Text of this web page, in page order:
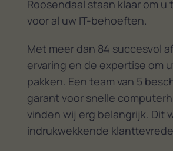
Roosendaal staan klaar om
voor al uw IT-behoeften.
Met meer dan 84 succesvol
ervaring en de expertise om
pakken. Een team van 5
garant voor snelle
vinden wij erg belangrijk. Dit
indrukwekkende